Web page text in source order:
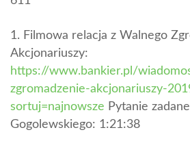
1. Filmowa relacja z Walnego
Akcjonariuszy:
https://www.bankier.pl/
zgromadzenie-akcjonariuszy-
sortuj=najnowsze Pytanie
Gogolewskiego: 1:21:38